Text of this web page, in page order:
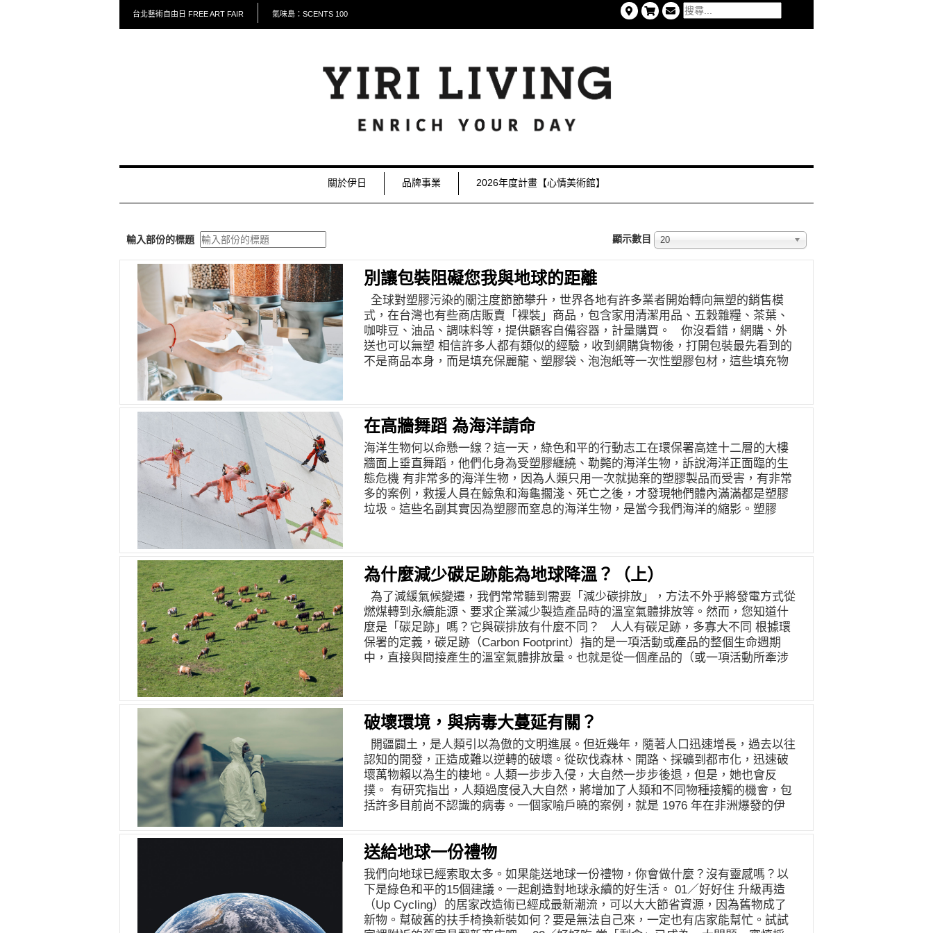
台北藝術自由日 FREE ART FAIR 氣味島：SCENTS 100
關於伊日 品牌事業 2026年度計畫【心情美術館】
輸入部份的標題 顯示數目 20
別讓包裝阻礙您我與地球的距離
全球對塑膠污染的關注度節節攀升，世界各地有許多業者開始轉向無塑的銷售模
式，在台灣也有些商店販賣「裸裝」商品，包含家用清潔用品、五穀雜糧、茶葉、
咖啡豆、油品、調味料等，提供顧客自備容器，計量購買。 你沒看錯，網購、外
送也可以無塑 相信許多人都有類似的經驗，收到網購貨物後，打開包裝最先看到的
不是商品本身，而是填充保麗龍、塑膠袋、泡泡紙等一次性塑膠包材，這些填充物
的塑膠廢棄物危機。 台灣循環包裝業者「配客嘉」（PackAge+）試圖解決一次性
包裝造成的環境問題，回收大量廢棄寶特瓶，製成可循環利用 50 次的「網購循環
袋」，透過與電商及網購平臺合作，增加選用循環袋出貨的選項，並與實體店家合
作，設置歸還箱，最後再請物流業者每月至歸還點回收包裝，達成包裝的循環再利
用。消費者與業者經由App追蹤循環袋歸還狀態，在享受網購便利的同時，讓包裝
不再是環境的負擔，並能顧及環境永續。 2020 上半年，因疫情關係，許多人減少
在外用餐，餐飲外帶、外送服務更盛，根據聯合信用卡中心統計資料，餐飲外送平
臺營業額今年上半年已達50億元，約使用了670公噸免洗餐具，直接造成垃圾問
外送服務，消費者在foodpanda 餐時，可選擇以循環容器盛裝餐飲，用餐完畢後清
除廚餘並簡單沖洗餐具，三日內送至歸還點即可。 人多力量大，企業組織揪團來
減塑 您是否會有疑問，獨身一人購物飲食，要無塑很容易，隨身攜帶餐具、容器，
就能避免使用一次性包裝。但面對企業組織須要聚餐茶敘時，該如何減少產生塑膠
廢棄物呢？綠色和平長久以來倡議零售通路使用循環包裝，由源頭減塑，除了對外
舉辦多場裸裝無塑示範店，同仁也實踐無塑理念。 街頭公眾參與統籌大魁分享，綠
色和平在舉辦活動時，時常須要向餐飲業者訂餐，現在已有店家提供鐵餐盒便當、
外燴餐盤及桶裝飲料的選項，有些店家甚至願意提供可重複使用的餐具。大魁表
餐廳，只須要在訂餐前先與店家溝通我們的用餐需求、歸還方式及時間，聚會或活
動用餐就能輕鬆減塑。」 心動不如馬上行動，年末將至，就來試辦一場零廢棄的尾
牙與節慶餐敘吧！ 您的每一個選擇，都是為下一代建構宜居家園的關鍵。自備容
器、餐具，選擇循環包裝，可以從日常生活的消費中，減少許多塑膠廢棄物。別再
讓看似簡薄便利的一次性包裝，成為您我生命中不可承受之輕，更邀請同樣在乎塑
膠污染危害的您，一起選擇實踐永續商業模式的店家，督促零售通路業者加緊腳
步，跟上全球減塑進程！ 圖文／Greenpeace 綠色和平 綠色和平 Greenpeace
一個獨立的全球性環保組織，致力以實際行動推動積極的改變，保護地球環境與世
在高牆舞蹈 為海洋請命
海洋生物何以命懸一線？這一天，綠色和平的行動志工在環保署高達十二層的大樓
牆面上垂直舞蹈，他們化身為受塑膠纏繞、勒斃的海洋生物，訴說海洋正面臨的生
態危機 有非常多的海洋生物，因為人類只用一次就拋棄的塑膠製品而受害，有非常
多的案例，救援人員在鯨魚和海龜擱淺、死亡之後，才發現牠們體內滿滿都是塑膠
垃圾。這些名副其實因為塑膠而窒息的海洋生物，是當今我們海洋的縮影。塑膠
某處，不曾消失，其中更有許多最終落腳在海洋。 每年，有超過800萬噸塑膠垃圾
流入海洋，多達所有海洋垃圾的60%至80%。近十年間，人類製造的塑膠產品數量
已超出過去一百年生產的總量。台灣雖已宣佈將在2018年禁止販售塑膠柔珠產品，
但是，塑膠柔珠僅占所有塑膠垃圾不到1%。再不積極展開行動，將有更多塑膠流入
海洋，讓海洋生物喪命。 所以這一天，由綠色和平的行動志工、攀爬隊員擔任的舞
者，從位於中華路一段、環保署大樓的十二樓頂樓垂降而下。身著黑衣的舞者象徵
人類，身著粉橘色舞衣的舞者頭戴珊瑚與海洋生物頭飾，象徵在海裡悠游自在的海
洋生物們。經由自在的悠游到被塑膠纏繞而亡，這段舞蹈，演出每一天在海洋真實
實也很害怕。但他們克服高度恐懼，就是為了告訴政府、更多企業，減少塑膠污
染，要做的其實還有很多。如果我們也能克服生活中的不方便，就能更減少對於塑
膠的依賴。「由你減塑，海洋沒塑」，也是所有有心守護環境、珍惜海洋的公眾心
聲。當我們都放下無能為力、力不能及的心情，集結在一起，就能改變現狀，做到
更多。 愈來愈多國家與城市證明，由公眾力量推動實現的進步政策，能從源頭改變
塑膠氾濫現狀。禁用塑膠袋的政策，美國舊金山自2007年開始推行，夏威夷自2015
年起禁用。印度的卡納塔克邦，去年三月起禁止塑膠製品販售與使用，包括塑膠
袋、塑膠餐具、保鮮膜。2017年1月1日起，阿根廷首都布宜諾斯艾利斯，也已完全
禁止商店和市場提供塑膠袋。 台灣，也做得到。以往曾有無數次，當公眾力量集
結，我們一起促成了生活態度與習慣的重大改變，為推動更好的政策發聲，守護屬
於所有人與未來世代的美好環境。現在起，讓我們更加強力的要求：「由你減塑，
海洋沒塑」。
為什麼減少碳足跡能為地球降溫？（上）
為了減緩氣候變遷，我們常常聽到需要「減少碳排放」，方法不外乎將發電方式從
燃煤轉到永續能源、要求企業減少製造產品時的溫室氣體排放等。然而，您知道什
麼是「碳足跡」嗎？它與碳排放有什麼不同？ 人人有碳足跡，多寡大不同 根據環
保署的定義，碳足跡（Carbon Footprint）指的是一項活動或產品的整個生命週期
中，直接與間接產生的溫室氣體排放量。也就是從一個產品的（或一項活動所牽涉
來的污染，而是從消費端出發，去概算整體牽涉的碳排量。 舉例而言，電動車在上
路運作時雖然完全不會產生碳排放，但是開電動車的碳足跡不會是零。因為電動車
從製造、組裝、運送的過程，到其使用的電力發電過程中，都會排放溫室氣體，因
此電動車並非零碳足跡。然而，電動車的碳足跡（以及造成的城市空污）仍遠小於
燃油車，尤其若其使用綠能驅動，碳足跡更小。 因此，身為個人的您我，即使在生
活中完全不使用直接製造碳排放的用品，仍然會因為間接的碳排而產生碳足跡。因
為地球上所有的人類活動，必然會造成大小不一的環境影響與衝擊。我們能做的，
是盡量選擇碳足跡較低的用品與生活方式。 少肉、當季、在地最低碳 首先，選擇吃
因為畜牧業是全球溫室氣體排放的重要來源之一，有23%的人類溫室氣體排放量來
自農業和土地使用，尤其牛隻在反芻時會釋放大量甲烷（一種比二氧化碳更容易造
成暖化的氣體），牛肉畜牧業為了闢地放牧，更在全球造成大規模毀林，是食物中
的碳排放之王。而羊肉同樣因為羊反芻排放大量甲烷，碳足跡也很高。 相對於紅
肉，豬肉、雞鴨以及魚肉的碳足跡較小，但最能減少碳排的，是選擇蔬果、穀類、
豆類堅果等植物性飲食。不過需要注意的是，巧克力與咖啡雖然也屬於植物性，卻
破壞環境，與病毒大蔓延有關？
開疆闢土，是人類引以為傲的文明進展。但近幾年，隨著人口迅速增長，過去以往
認知的開發，正造成難以逆轉的破壞。從砍伐森林、開路、採礦到都市化，迅速破
壞萬物賴以為生的棲地。人類一步步入侵，大自然一步步後退，但是，她也會反
撲。 有研究指出，人類過度侵入大自然，將增加了人類和不同物種接觸的機會，包
括許多目前尚不認識的病毒。一個家喻戶曉的案例，就是 1976 年在非洲爆發的伊
播。所謂人畜共通傳染病（zoonoses），就是任何可經由動物傳染給人，或由人傳
染給動物的傳染病，它們透過人畜之間直接傳播，或是藉由病媒傳播（例如蚊
子），將病原體帶入另外一個生物體上。 這次的 COVID-19 也不例外。人畜共通傳
染病已在國際間引起密切關注，它們通常是過去未被發現的疾病，或是毒性在演化
過程中增強，或偶然傳入不具對抗該疾病免疫力的族群或物種，主要感染的原因為
人與野生物種的接觸。2008 年就有英國研究團隊指出，全球有 335 種於 1960〜
2004 年之間出現的疾病，其中至少 60% 是來自動物，如以下幾個人畜共通傳染病
送給地球一份禮物
我們向地球已經索取太多。如果能送地球一份禮物，你會做什麼？沒有靈感嗎？以
下是綠色和平的15個建議。一起創造對地球永續的好生活。 01／好好住 升級再造
（Up Cycling）的居家改造術已經成最新潮流，可以大大節省資源，因為舊物成了
新物。幫破舊的扶手椅換新裝如何？要是無法自己來，一定也有店家能幫忙。試試